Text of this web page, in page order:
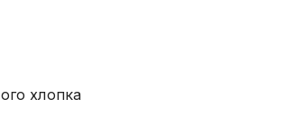
хлопка